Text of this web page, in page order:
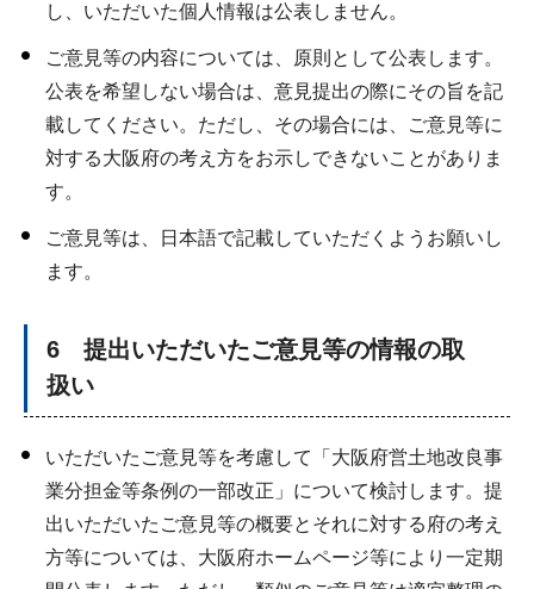
し、いただいた個人情報は公表しません。
ご意見等の内容については、原則として公表します。
公表を希望しない場合は、意見提出の際にその旨を記
載してください。ただし、その場合には、ご意見等に
対する大阪府の考え方をお示しできないことがありま
す。
ご意見等は、日本語で記載していただくようお願いし
ます。
6 提出いただいたご意見等の情報の取
扱い
いただいたご意見等を考慮して「大阪府営土地改良事
業分担金等条例の一部改正」について検討します。提
出いただいたご意見等の概要とそれに対する府の考え
方等については、大阪府ホームページ等により一定期